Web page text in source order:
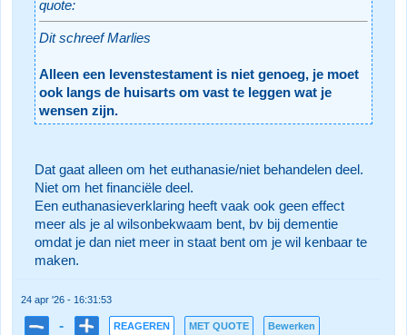
quote:
Dit schreef Marlies
Alleen een levenstestament is niet genoeg, je moet
ook langs de huisarts om vast te leggen wat je
wensen zijn.
Dat gaat alleen om het euthanasie/niet behandelen deel.
Niet om het financiële deel.
Een euthanasieverklaring heeft vaak ook geen effect
meer als je al wilsonbekwaam bent, bv bij dementie
omdat je dan niet meer in staat bent om je wil kenbaar te
maken.
24 apr '26 - 16:31:53
- REAGEREN MET QUOTE Bewerken